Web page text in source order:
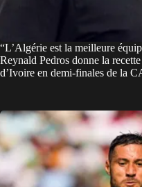
“L’Algérie est la meilleure
Reynald Pedros donne la
d’Ivoire en demi-finales de la